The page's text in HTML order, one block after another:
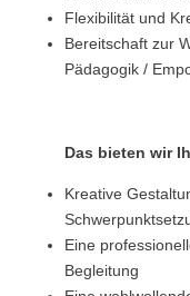
Flexibilität und
Bereitschaft zur
Pädagogik /
Das bieten wir
Kreative
Eine
Begleitung